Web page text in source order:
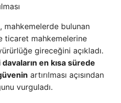
mahkemelerde bulunan
ticaret mahkemelerine
gireceğini açıkladı.
en kısa sürede
artırılması açısından
vurguladı.